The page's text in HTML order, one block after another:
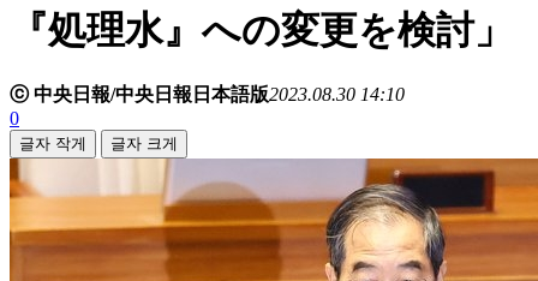
『処理水』への変更を検討」
ⓒ 中央日報/中央日報日本語版2023.08.30 14:10
0
글자 작게 글자 크게